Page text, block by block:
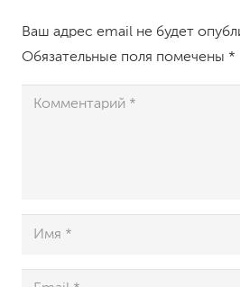
Ваш адрес email не будет
Обязательные поля помечены *